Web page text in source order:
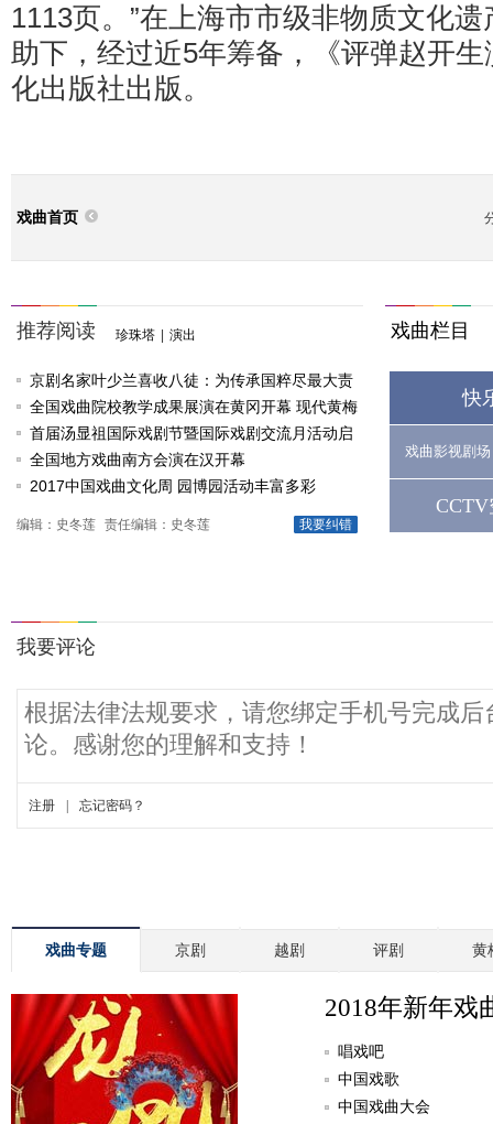
1113页。”在上海市市级非物质文化
助下，经过近5年筹备，《评弹赵开
化出版社出版。
戏曲首页
推荐阅读 珍珠塔 演出
京剧名家叶少兰喜收八徒：为传承国粹尽最大责
任
全国戏曲院校教学成果展演在黄冈开幕 现代黄梅
戏《槐花谣》倾情..
首届汤显祖国际戏剧节暨国际戏剧交流月活动启
动
全国地方戏曲南方会演在汉开幕
2017中国戏曲文化周 园博园活动丰富多彩
我要纠错
编辑：史冬莲 责任编辑：史冬莲
戏曲栏目
快
戏曲影视剧场
戏曲专题 京剧 越剧 评剧 黄
2018年新年戏
唱戏吧
中国戏歌
中国戏曲大会